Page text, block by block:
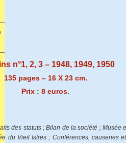
n°1, 2, 3 – 1948, 1949, 1950
135 pages – 16 X 23 cm.
Prix : 8 euros.
des statuts ; Bilan de la société ; Musée
du Vieil Istres ; Conférences, causeries